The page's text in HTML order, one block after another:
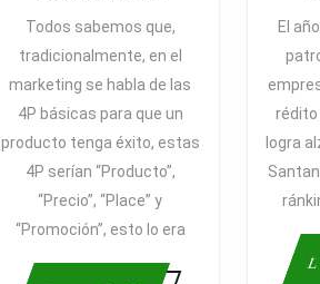
DE
LAS
4P
A
LAS
4C
MARKETING
Todos sabemos que,
tradicionalmente, en el
marketing se habla de las
4P básicas para que un
producto tenga éxito, estas
4P serían “Producto”,
“Precio”, “Place” y
“Promoción”, esto lo era
El
logra